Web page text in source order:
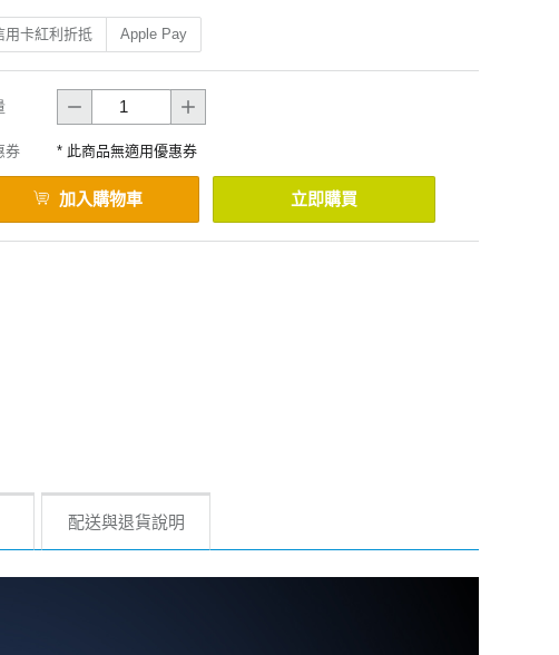
用卡紅利折抵 Apple Pay
券 * 此商品無適用優惠券
加入購物車 立即購買
配送與退貨說明